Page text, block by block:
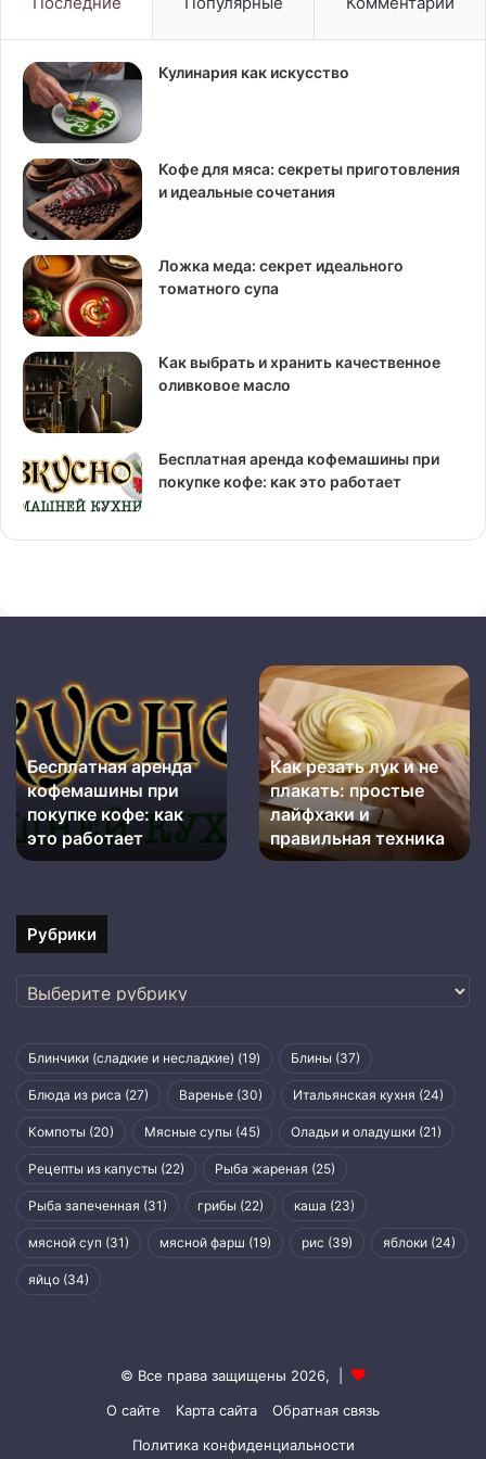
Кулинария как искусство
Кофе для мяса: секреты приготовления
и идеальные сочетания
Ложка меда: секрет идеального
томатного супа
Как выбрать и хранить качественное
оливковое масло
Бесплатная аренда кофемашины при
покупке кофе: как это работает
аренда
кофемашины
при
покупке
кофе:
как
это
работает
Бесплатная аренда
кофемашины при
покупке кофе: как
это работает
Как
резать
лук
и
не
плакать:
простые
лайфхаки
и
Как резать лук и не
плакать: простые
лайфхаки и
правильная техника
Рубрики
Рубрики
Блинчики (сладкие и несладкие) (19) Блины (37)
Блюда из риса (27) Варенье (30) Итальянская кухня (24)
Компоты (20) Мясные супы (45) Оладьи и оладушки (21)
Рецепты из капусты (22) Рыба жареная (25)
Рыба запеченная (31) грибы (22) каша (23)
мясной суп (31) мясной фарш (19) рис (39) яблоки (24)
яйцо (34)
© Все права защищены 2026, |
О сайте
Карта сайта
Обратная связь
Политика конфиденциальности